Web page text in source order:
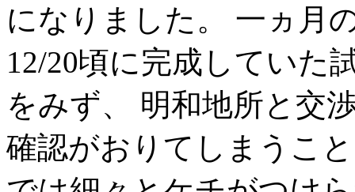
になりました。 一ヵ月
12/20頃に完成していた
をみず、 明和地所と交
確認がおりてしまうこ